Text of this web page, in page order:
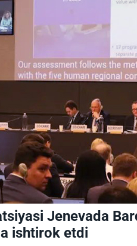
Jenevada
ishtirok etdi